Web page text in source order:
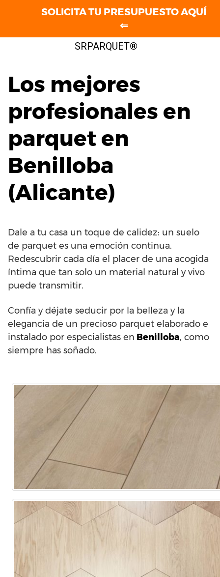
SRPARQUET®
Los mejores
profesionales en
parquet en
Benilloba
(Alicante)
Dale a tu casa un toque de calidez: un suelo
de parquet es una emoción continua.
Redescubrir cada día el placer de una acogida
íntima que tan solo un material natural y vivo
puede transmitir.
Confía y déjate seducir por la belleza y la
elegancia de un precioso parquet elaborado e
instalado por especialistas en Benilloba, como
siempre has soñado.
SOLICITA TU PRESUPUESTO AQUÍ
⇐